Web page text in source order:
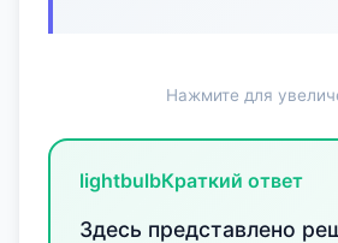
Нажмите для
lightbulbКраткий ответ
Здесь представлено